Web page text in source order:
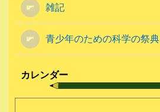
雑記
青少年のための科学の祭典
カレンダー